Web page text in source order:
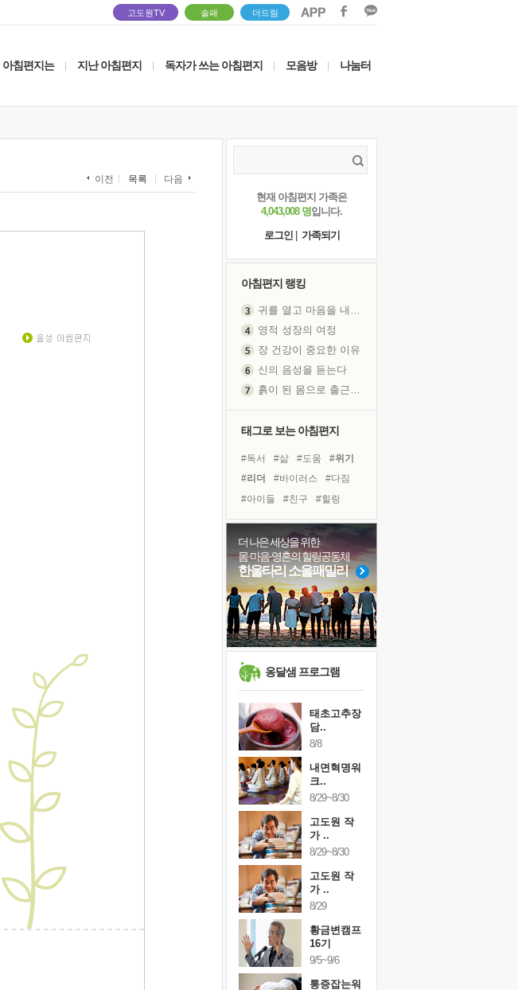
고도원TV 솔패 더드림
아침편지는 지난 아침편지 독자가 쓰는 아침편지 모음방 나눔터
이전 목록 다음
현재 아침편지 가족은
4,043,008 명입니다.
로그인
가족되기
아침편지 랭킹
영적 성장의 여정
장 건강이 중요한 이유
신의 음성을 듣는다
극과 극의 양 끝단
극심한 변비, 어깨결림, 수면 장애
보고 싶은 어머니
유년 시절의 부산 영도 바다
못된 꼰대들
거울 속의 나
희망이란
'모른다'는 것
귀를 열고 마음을 내어주고
태그로 보는 아침편지
#독서 #삶 #도움
#위기
#리더
#바이러스
#다짐
#아이들
#친구
#힐링
#유튜브
#선택
#나눔
#희망
#링컨학교
#비전캠프
#사람
#극복
#명상
#면역력
#경험
#계획
더 나은 세상을 위한
몸·마음·영혼의 힐링공동체
한울타리 소울패밀리
옹달샘 프로그램
태초고추장
담..
8/8
내면혁명워
크..
8/29~8/30
고도원 작
가 ..
8/29~8/30
고도원 작
가 ..
8/29
황금변캠프
16기
9/5~9/6
통증잡는워